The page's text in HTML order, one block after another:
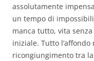
assolutamente
un tempo di
manca tutto, vita
iniziale. Tutto
ricongiungimento tra